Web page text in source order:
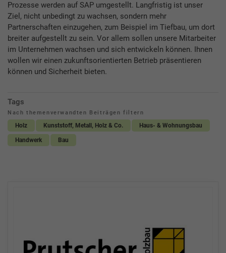
Prozesse werden auf SAP umgestellt. Langfristig ist unser
Ziel, nicht unbedingt zu wachsen, sondern mehr
Partnerschaften einzugehen, zum Beispiel im Tiefbau, um dort
breiter aufgestellt zu sein. Vor allem sollen unsere Mitarbeiter
im Unternehmen wachsen und sich entwickeln können. Ihnen
wollen wir einen zukunftsorientierten Betrieb präsentieren
können und Sicherheit bieten.
Tags
Nach themenverwandten Beiträgen filtern
Holz Kunststoff, Metall, Holz & Co. Haus- & Wohnungsbau
Handwerk Bau